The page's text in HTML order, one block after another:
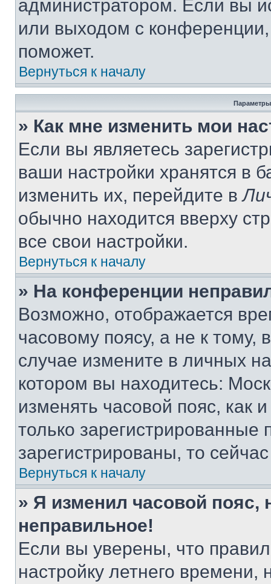
администратором. Если вы
или выходом с
поможет.
Вернуться к началу
Параметры
» Как мне изменить мои
Если вы являетесь
ваши настройки хранятся в
изменить их, перейдите в
обычно находится вверху
все свои настройки.
Вернуться к началу
» На конференции
Возможно, отображается
часовому поясу, а не к тому,
случае измените в личных
котором вы находитесь:
изменять часовой пояс, как
только
зарегистрированы, то
Вернуться к началу
» Я изменил часовой пояс,
неправильное!
Если вы уверены, что
настройку летнего